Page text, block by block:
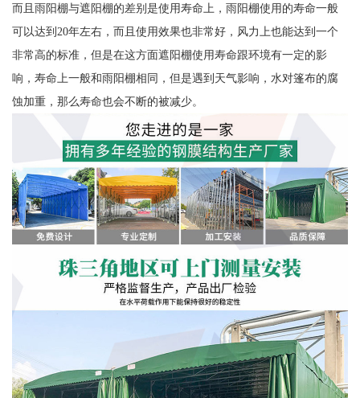
而且雨阳棚与遮阳棚的差别是使用寿命上，雨阳棚使用的寿命一般
可以达到20年左右，而且使用效果也非常好，风力上也能达到一个
非常高的标准，但是在这方面遮阳棚使用寿命跟环境有一定的影
响，寿命上一般和雨阳棚相同，但是遇到天气影响，水对篷布的腐
蚀加重，那么寿命也会不断的被减少。